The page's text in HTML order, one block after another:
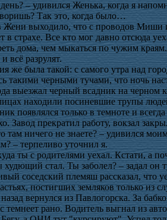
– удивился Женька, когда я
Так это, когда было…
Жени выходило, что с проводов Миши
в страхе. Все кто мог давно отсюда
дома, чем мыкаться по чужим
всё разрулят.
же была такой: с самого утра над
такими черными тучами, что ночь
выезжал черный всадник на
находили посиневшие трупы
появлялся только в темноте и
Завод прекратил работу, вокзал
там ничего не знаете? – удивился
– терпеливо уточнил я.
ты с родителями уехал. Кстати, а
худющий стал. Ты заболел? – задал
соседский племяш рассказал, что
постигших земляков только из
вернулся из Павлогорска. За
темнеет рано. Водитель выгнал из